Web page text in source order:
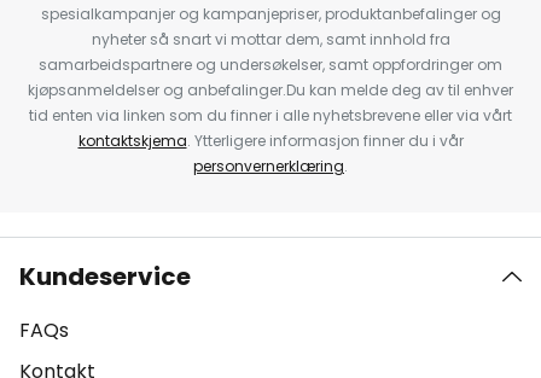
spesialkampanjer og kampanjepriser, produktanbefalinger og
nyheter så snart vi mottar dem, samt innhold fra
samarbeidspartnere og undersøkelser, samt oppfordringer om
kjøpsanmeldelser og anbefalinger.Du kan melde deg av til enhver
tid enten via linken som du finner i alle nyhetsbrevene eller via vårt
kontaktskjema. Ytterligere informasjon finner du i vår
personvernerklæring.
Kundeservice
FAQs
Kontakt